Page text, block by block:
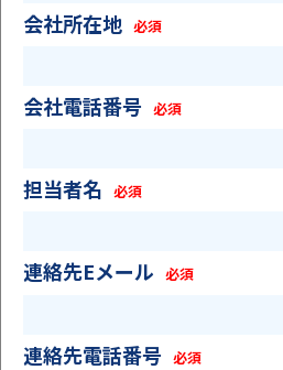
会社所在地 必須
会社電話番号 必須
担当者名 必須
連絡先Eメール 必須
連絡先電話番号 必須